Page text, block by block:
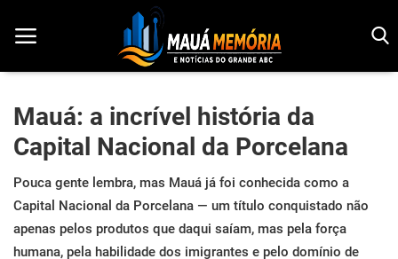
Início
Dorama
Notícias
Mauá: a incrível história da
Capital Nacional da Porcelana
Pouca gente lembra, mas Mauá já foi conhecida como a
Capital Nacional da Porcelana — um título conquistado não
apenas pelos produtos que daqui saíam, mas pela força
humana, pela habilidade dos imigrantes e pelo domínio de